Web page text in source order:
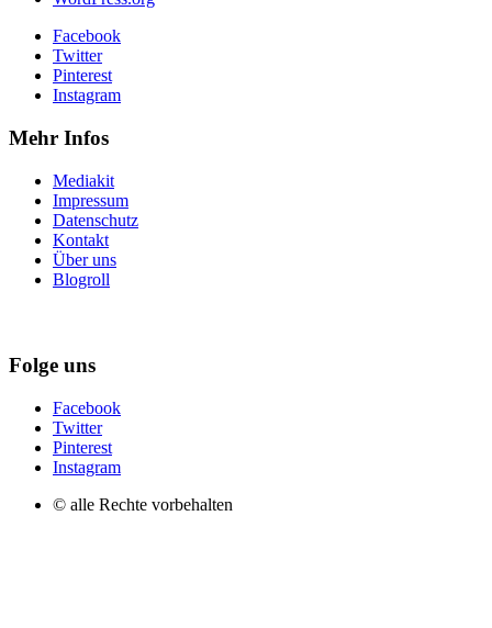
Facebook
Twitter
Pinterest
Instagram
Mehr Infos
Mediakit
Impressum
Datenschutz
Kontakt
Über uns
Blogroll
Folge uns
Facebook
Twitter
Pinterest
Instagram
© alle Rechte vorbehalten